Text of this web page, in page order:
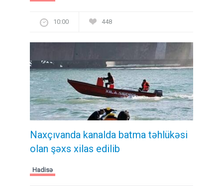
10:00 448
Naxçıvanda kanalda batma təhlükəsi
olan şəxs xilas edilib
Hadisə